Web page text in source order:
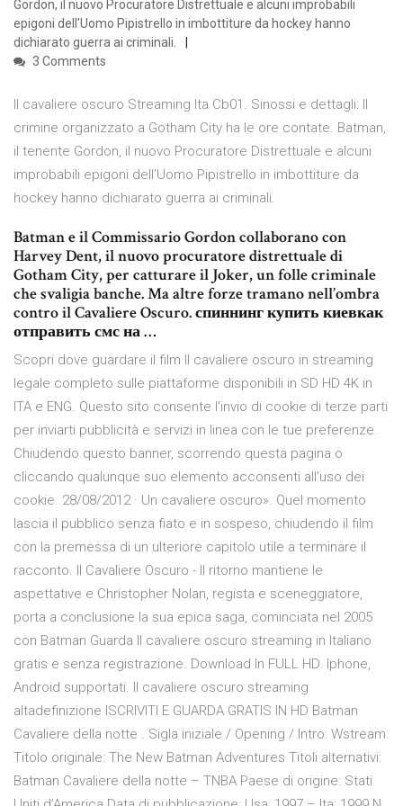
Gordon, il nuovo Procuratore Distrettuale e alcuni improbabili
epigoni dell'Uomo Pipistrello in imbottiture da hockey hanno
dichiarato guerra ai criminali.
3 Comments
Il cavaliere oscuro Streaming Ita Cb01. Sinossi e dettagli: Il
crimine organizzato a Gotham City ha le ore contate. Batman,
il tenente Gordon, il nuovo Procuratore Distrettuale e alcuni
improbabili epigoni dell’Uomo Pipistrello in imbottiture da
hockey hanno dichiarato guerra ai criminali.
Batman e il Commissario Gordon collaborano con
Harvey Dent, il nuovo procuratore distrettuale di
Gotham City, per catturare il Joker, un folle criminale
che svaligia banche. Ma altre forze tramano nell’ombra
contro il Cavaliere Oscuro. спиннинг купить киевкак
отправить смс на …
Scopri dove guardare il film Il cavaliere oscuro in streaming
legale completo sulle piattaforme disponibili in SD HD 4K in
ITA e ENG. Questo sito consente l'invio di cookie di terze parti
per inviarti pubblicità e servizi in linea con le tue preferenze.
Chiudendo questo banner, scorrendo questa pagina o
cliccando qualunque suo elemento acconsenti all'uso dei
cookie. 28/08/2012 · Un cavaliere oscuro». Quel momento
lascia il pubblico senza fiato e in sospeso, chiudendo il film
con la premessa di un ulteriore capitolo utile a terminare il
racconto. Il Cavaliere Oscuro - Il ritorno mantiene le
aspettative e Christopher Nolan, regista e sceneggiatore,
porta a conclusione la sua epica saga, cominciata nel 2005
con Batman Guarda Il cavaliere oscuro streaming in Italiano
gratis e senza registrazione. Download In FULL HD. Iphone,
Android supportati. Il cavaliere oscuro streaming
altadefinizione ISCRIVITI E GUARDA GRATIS IN HD Batman
Cavaliere della notte . Sigla iniziale / Opening / Intro: Wstream.
Titolo originale: The New Batman Adventures Titoli alternativi:
Batman Cavaliere della notte – TNBA Paese di origine: Stati